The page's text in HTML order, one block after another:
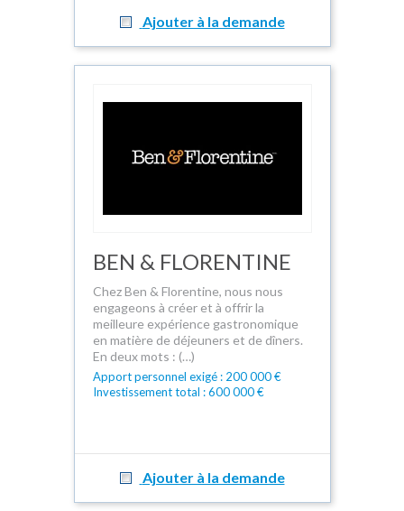
Ajouter à la demande
BEN & FLORENTINE
Chez Ben & Florentine, nous nous
engageons à créer et à offrir la
meilleure expérience gastronomique
en matière de déjeuners et de dîners.
En deux mots : (…)
Apport personnel exigé : 200 000 €
Investissement total : 600 000 €
Ajouter à la demande